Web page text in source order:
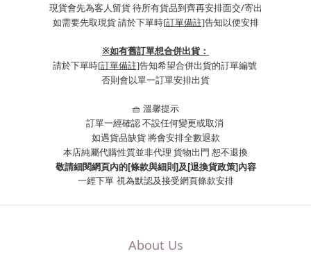
現貨會先為客人留貨 待所有貨品到齊再安排面交/寄出
如需要先取現貨 請於下單時[訂單備註]告知以便安排
※如有舊訂單想合併出貨：
請於下單時[訂單備註]告知希望合併出貨的訂單編號
否則會以單一訂單安排出貨
🧺 溫馨提示
訂單一經確認 不設任何變更或取消
如遇貨品缺貨 將會安排全數退款
本店純屬代購性質並非代理 貨物出門 恕不退換
敬請細閱網頁內的[條款與細則]及[退換貨政策]內容
一經下單 視為默認及接受網頁條款安排
About Us